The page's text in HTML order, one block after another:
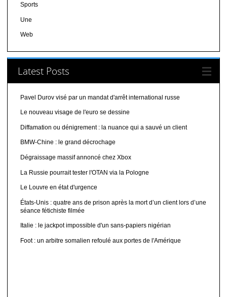
Sports
Une
Web
Latest Posts
Pavel Durov visé par un mandat d'arrêt international russe
Le nouveau visage de l'euro se dessine
Diffamation ou dénigrement : la nuance qui a sauvé un client
BMW-Chine : le grand décrochage
Dégraissage massif annoncé chez Xbox
La Russie pourrait tester l'OTAN via la Pologne
Le Louvre en état d'urgence
États-Unis : quatre ans de prison après la mort d’un client lors d’une
séance fétichiste filmée
Italie : le jackpot impossible d'un sans-papiers nigérian
Foot : un arbitre somalien refoulé aux portes de l'Amérique